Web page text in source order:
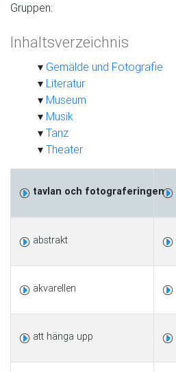
Gruppen:
Inhaltsverzeichnis
Gemälde und Fotografie
Literatur
Museum
Musik
Tanz
Theater
tavlan och fotograferingen
abstrakt
akvarellen
att hänga upp